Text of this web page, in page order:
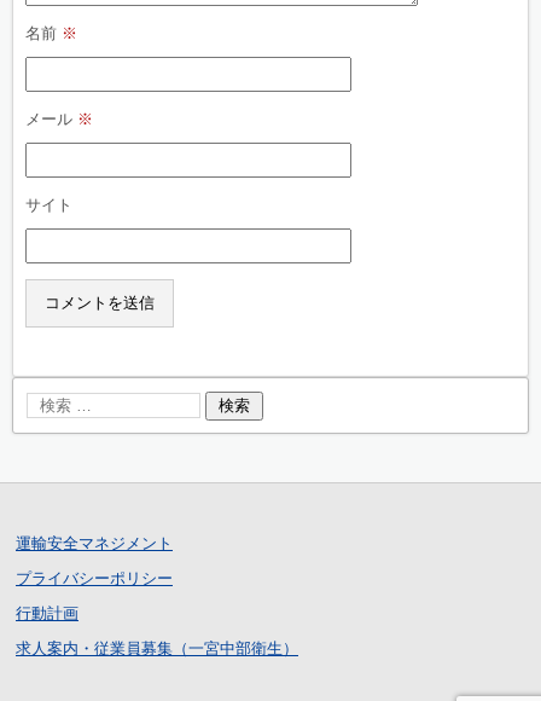
名前 ※
メール ※
サイト
運輸安全マネジメント
プライバシーポリシー
行動計画
求人案内・従業員募集（一宮中部衛生）